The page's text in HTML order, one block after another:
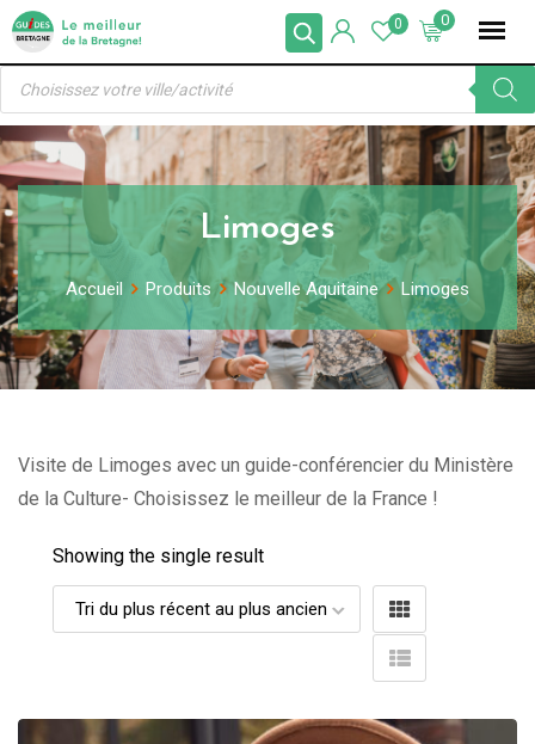
Skip
content
0
0
Recherche
produits
Limoges
Accueil Produits Nouvelle Aquitaine Limoges
Visite de Limoges avec un guide-conférencier du Ministère
de la Culture- Choisissez le meilleur de la France !
Showing the single result